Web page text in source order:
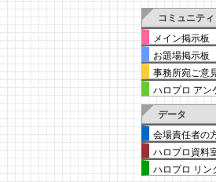
コミュニティ
メイン掲示板
お題場掲示板
事務所宛ご意
ハロプロ アン
データ
会場責任者の
ハロプロ資料
ハロプロ リン